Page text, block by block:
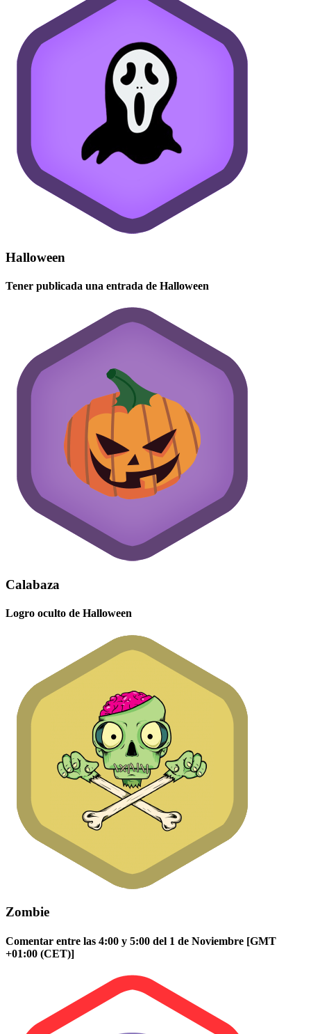
Halloween
Tener publicada una entrada de Halloween
Calabaza
Logro oculto de Halloween
Zombie
Comentar entre las 4:00 y 5:00 del 1 de Noviembre [GMT
+01:00 (CET)]